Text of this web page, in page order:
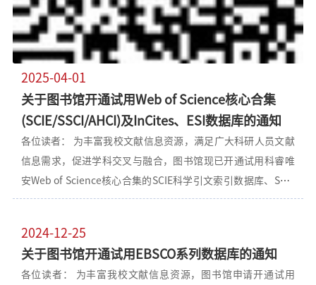
子教材库的518种经典教材品种，涵盖理工、经管、农学、医
学、人文社科等学科，支持读者在试用期内进行全文阅读。这
些教材由国际知名作者和学者参与编写，被多所国际一流院校
2025-04-01
关于图书馆开通试用Web of Science核心合集
(SCIE/SSCI/AHCI)及InCites、ESI数据库的通知
各位读者： 为丰富我校文献信息资源，满足广大科研人员文献
信息需求，促进学科交叉与融合，图书馆现已开通试用科睿唯
安Web of Science核心合集的SCIE科学引文索引数据库、SSCI
社会科学引文索引数据库、AHCI 艺术人文引文索引数据库，同
的全库试用权限，欢迎师生读者积极使用。 访问地址：
1.SCI/SSCI数据库访问网址：www.webofscience.com 2.ESI数
据库访问网址：esi.clarivate.com 3.InCites数据库访问网址：
2024-12-25
关于图书馆开通试用EBSCO系列数据库的通知
各位读者： 为丰富我校文献信息资源，图书馆申请开通试用